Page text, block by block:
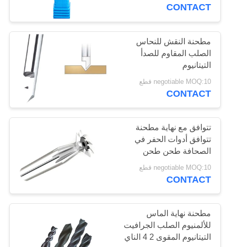
مطحنة نهاية الزاوية
التقريب
10
فلوت واحد نهاية
مطحنة
10
CONTACT
مطحنة النقش للنحاس
الصلب المقاوم للصدأ
التيتانيوم
negotiable MOQ:10 قطع
CONTACT
تتوافق مع نهاية مطحنة
تتوافق أدوات الحفر في
الصحافة طحن طحن
مقبض مستقيم
negotiable MOQ:10 قطع
CONTACT
مطحنة نهاية الماس
للألمنيوم الصلب الجرافيت
التيتانيوم المقوى 2 4 الناي